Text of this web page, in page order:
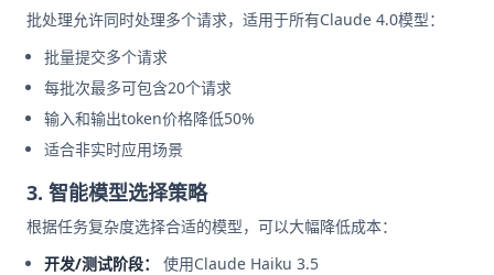
批处理允许同时处理多个请求，适用于所有Claude 4.0模型：
批量提交多个请求
每批次最多可包含20个请求
输入和输出token价格降低50%
适合非实时应用场景
3. 智能模型选择策略
根据任务复杂度选择合适的模型，可以大幅降低成本：
开发/测试阶段：
使用Claude Haiku 3.5